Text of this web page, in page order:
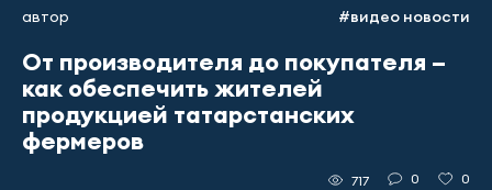
автор #видео новости
От производителя до покупателя –
как обеспечить жителей
продукцией татарстанских
фермеров
717 0 0